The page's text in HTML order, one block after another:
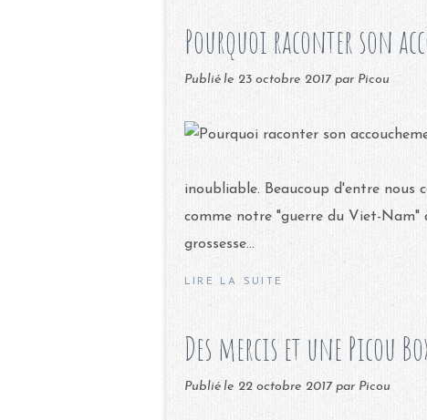
Pourquoi raconter son
Publié le 23 octobre 2017 par Picou
inoubliable. Beaucoup d'entre nous
comme notre "guerre du Viet-Nam"
grossesse...
LIRE LA SUITE
Des mercis et une Picou Box
Publié le 22 octobre 2017 par Picou